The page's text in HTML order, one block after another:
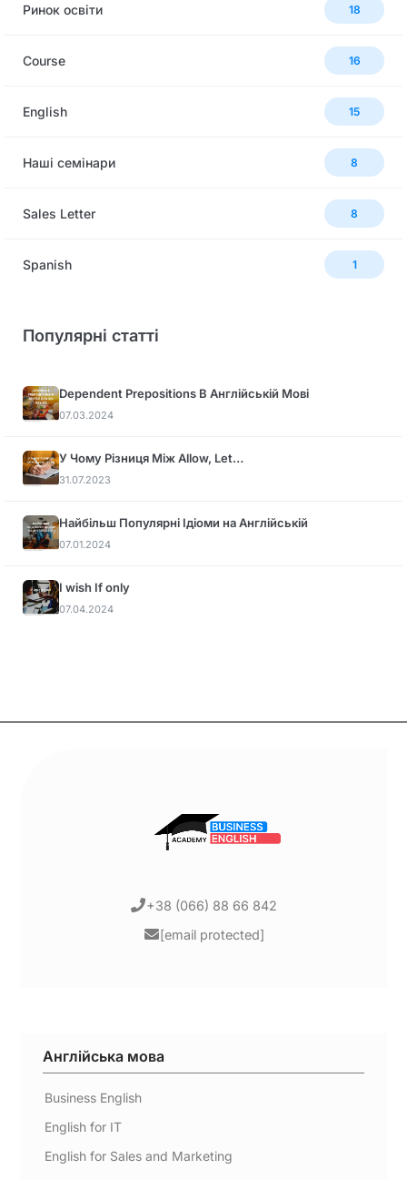
Ринок освіти 18
Сourse 16
English 15
Наші семінари 8
Sales Letter 8
Spanish 1
Популярні статті
Dependent Prepositions В Англійській Мові
07.03.2024
У Чому Різниця Між Allow, Let…
31.07.2023
Найбільш Популярні Ідіоми на Англійській
07.01.2024
I wish If only
07.04.2024
+38 (066) 88 66 842
[email protected]
Англійська мова
Business English
English for IT
English for Sales and Marketing